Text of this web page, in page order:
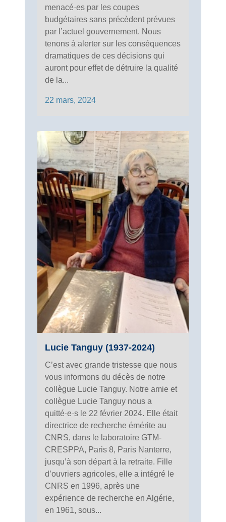
menacé·es par les coupes
budgétaires sans précèdent prévues
par l’actuel gouvernement. Nous
tenons à alerter sur les conséquences
dramatiques de ces décisions qui
auront pour effet de détruire la qualité
de la...
22 mars, 2024
Lucie Tanguy (1937-2024)
C’est avec grande tristesse que nous
vous informons du décès de notre
collègue Lucie Tanguy. Notre amie et
collègue Lucie Tanguy nous a
quitté·e·s le 22 février 2024. Elle était
directrice de recherche émérite au
CNRS, dans le laboratoire GTM-
CRESPPA, Paris 8, Paris Nanterre,
jusqu’à son départ à la retraite. Fille
d’ouvriers agricoles, elle a intégré le
CNRS en 1996, après une
expérience de recherche en Algérie,
en 1961, sous...